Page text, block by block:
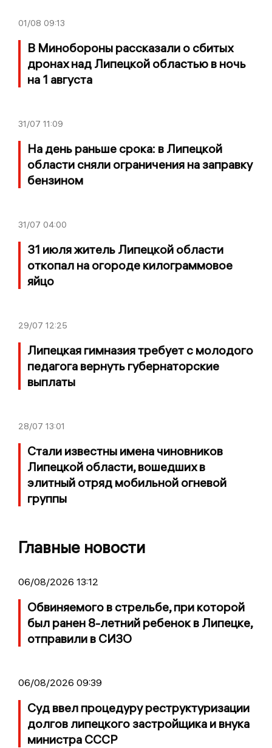
01/08 09:13
В Минобороны рассказали о сбитых
дронах над Липецкой областью в ночь
на 1 августа
31/07 11:09
На день раньше срока: в Липецкой
области сняли ограничения на заправку
бензином
31/07 04:00
31 июля житель Липецкой области
откопал на огороде килограммовое
яйцо
29/07 12:25
Липецкая гимназия требует с молодого
педагога вернуть губернаторские
выплаты
28/07 13:01
Стали известны имена чиновников
Липецкой области, вошедших в
элитный отряд мобильной огневой
группы
Главные новости
06/08/2026 13:12
Обвиняемого в стрельбе, при которой
был ранен 8-летний ребенок в Липецке,
отправили в СИЗО
06/08/2026 09:39
Суд ввел процедуру реструктуризации
долгов липецкого застройщика и внука
министра СССР